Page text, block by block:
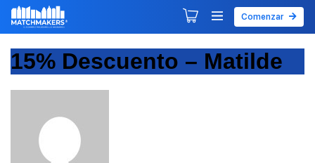
Comenzar
15% Descuento – Matilde